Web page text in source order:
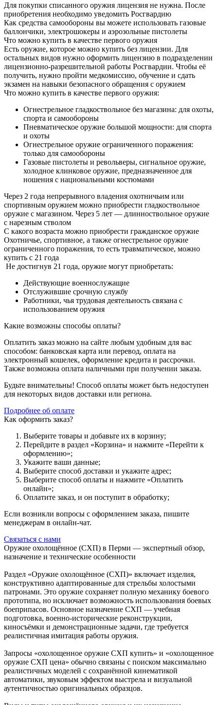
Для покупки списанного оружия лицензия не нужна. После
приобретения необходимо уведомить Росгвардию
Как средства самообороны вы можете использовать газовые
баллончики, электрошокеры и аэрозольные пистолеты
Что можно купить в качестве первого оружия
Есть оружие, которое можно купить без лицензии. Для
остальных видов нужно оформить лицензию в подразделении
лицензионно-разрешительной работы Росгвардии. Чтобы её
получить, нужно пройти медкомиссию, обучение и сдать
экзамен на навыки безопасного обращения с оружием
Что можно купить в качестве первого оружия:
Огнестрельное гладкоствольное без магазина: для охоты,
спорта и самообороны
Пневматическое оружие большой мощности: для спорта
и охоты
Огнестрельное оружие ограниченного поражения:
только для самообороны
Газовые пистолеты и револьверы, сигнальное оружие,
холодное клинковое оружие, предназначенное для
ношения с национальными костюмами
Через 2 года непрерывного владения охотничьим или
спортивным оружием можно приобрести гладкоствольное
оружие с магазином. Через 5 лет — длинноствольное оружие
с нарезным стволом
С какого возраста можно приобрести гражданское оружие
Охотничье, спортивное, а также огнестрельное оружие
ограниченного поражения, то есть травматическое, можно
купить с 21 года
Не достигнув 21 года, оружие могут приобретать:
Действующие военнослужащие
Отслужившие срочную службу
Работники, чья трудовая деятельность связана с
использованием оружия
Какие возможны способы оплаты?
Оплатить заказ можно на сайте любым удобным для вас
способом: банковская карта или перевод, оплата на
электронный кошелек, оформление кредита и рассрочки.
Также возможна оплата наличными при получении заказа.
Будьте внимательны! Способ оплаты может быть недоступен
для некоторых видов доставки или региона.
Подробнее об оплате
Как оформить заказ?
Выберите товары и добавьте их в корзину;
Перейдите в раздел «Корзина» и нажмите «Перейти к
оформлению»;
Укажите ваши данные;
Выберите способ доставки и укажите адрес;
Выберите способ оплаты и нажмите «Оплатить
онлайн»;
Оплатите заказ, и он поступит в обработку;
Если возникли вопросы с оформлением заказа, пишите
менеджерам в онлайн-чат.
Связаться с нами
Оружие охолощённое (СХП) в Перми — экспертный обзор,
назначение и технические особенности
Раздел «Оружие охолощённое (СХП)» включает изделия,
конструктивно адаптированные для стрельбы холостыми
патронами. Это оружие сохраняет полную механику боевого
прототипа, но исключает возможность использования боевых
боеприпасов. Основное назначение СХП — учебная
подготовка, военно-исторические реконструкции,
киносъёмки и демонстрационные задачи, где требуется
реалистичная имитация работы оружия.
Запросы «охолощенное оружие СХП купить» и «охолощенное
оружие СХП цена» обычно связаны с поиском максимально
реалистичных моделей с сохранённой кинематикой
автоматики, звуковым эффектом выстрела и визуальной
аутентичностью оригинальных образцов.